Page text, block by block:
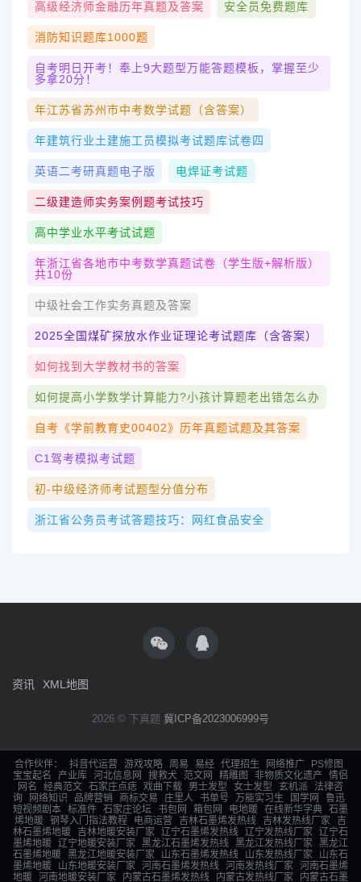
高级经济师金融历年真题及答案 安全员免费题库
消防知识题库1000题
自考明日开考！奉上9大题型万能答题模板，掌握至少
多拿20分！
年江苏省苏州市中考数学试题（含答案）
年建筑行业土建施工员模拟考试题库试卷四
英语二考研真题电子版 电焊证考试题
二级建造师实务案例题考试技巧
高中学业水平考试试题
年浙江省各地市中考数学真题试卷（学生版+解析版）
共10份
中级社会工作实务真题及答案
2025全国煤矿探放水作业证理论考试题库（含答案）
如何找到大学教材书的答案
如何提高小学数学计算能力?小孩计算题老出错怎么办
自考《学前教育史00402》历年真题试题及其答案
C1驾考模拟考试题
初-中级经济师考试题型分值分布
浙江省公务员考试答题技巧：网红食品安全
资讯 XML地图
2026 © 下真题 冀ICP备2023006999号
合作伙伴： 抖音代运营 游戏攻略 周易 易经 代理招生 网络推广
PS修图
宝宝起名
产业库 河北信息网 搜救犬 范文网 精雕图 非物质文化遗产
情侣
网名
经典范文 石家庄点痣 戏曲下载 男士发型 女士发型 玄机派
法律咨
询
网络知识 品牌营销 商标交易 庄里人 书单号 万能实习生 国学网
鲁迅
短视频剧本 标准件 石家庄论坛 书包网 箱包网 电地暖 在线新华字典 石墨
烯地暖 钢琴入门指法教程 电商运营 吉林石墨烯发热线 吉林发热线厂家
吉
林石墨烯地暖
吉林地暖安装厂家 辽宁石墨烯发热线 辽宁发热线厂家
辽宁石
墨烯地暖 辽宁地暖安装厂家 黑龙江石墨烯发热线 黑龙江发热线厂家
黑龙江
石墨烯地暖 黑龙江地暖安装厂家 山东石墨烯发热线 山东发热线厂家
山东石
墨烯地暖
山东地暖安装厂家 河南石墨烯发热线 河南发热线厂家
河南石墨烯
地暖 河南地暖安装厂家 内蒙古石墨烯发热线 内蒙古发热线厂家 内蒙古石墨